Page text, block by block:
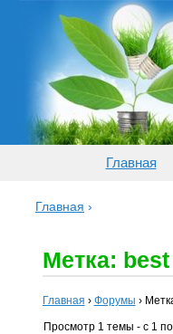
Главная
Главная ›
Метка:
Главная › Форумы ›
Просмотр 1 темы - с 1 по